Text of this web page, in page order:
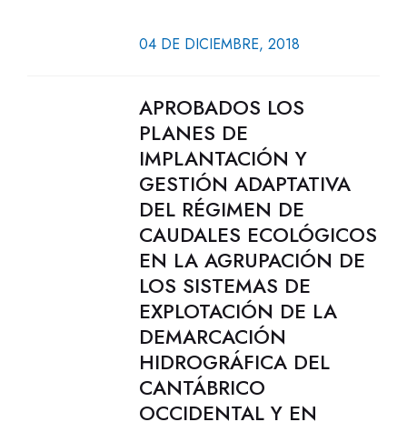
04 DE DICIEMBRE, 2018
APROBADOS LOS
PLANES DE
IMPLANTACIÓN Y
GESTIÓN ADAPTATIVA
DEL RÉGIMEN DE
CAUDALES ECOLÓGICOS
EN LA AGRUPACIÓN DE
LOS SISTEMAS DE
EXPLOTACIÓN DE LA
DEMARCACIÓN
HIDROGRÁFICA DEL
CANTÁBRICO
OCCIDENTAL Y EN